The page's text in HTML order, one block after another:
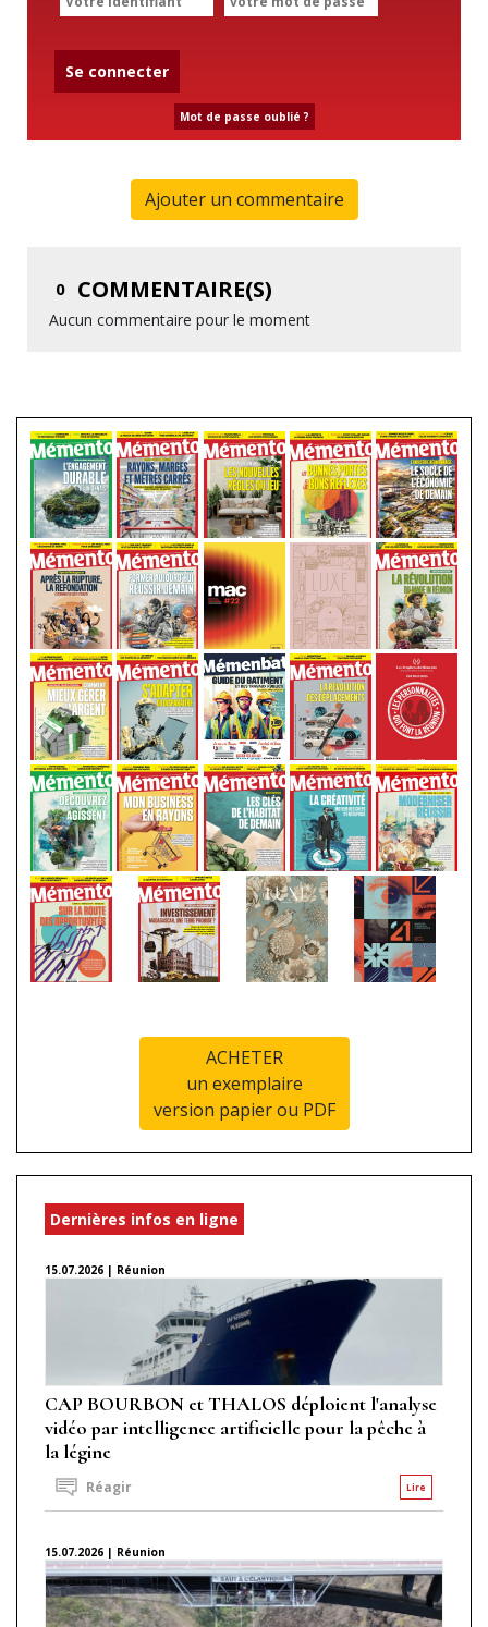
Se connecter
Mot de passe oublié ?
Ajouter un commentaire
0 COMMENTAIRE(S)
Aucun commentaire pour le moment
ACHETER
un exemplaire
version papier ou PDF
Dernières infos en ligne
15.07.2026 | Réunion
CAP BOURBON et THALOS déploient l'analyse
vidéo par intelligence artificielle pour la pêche à
la légine
Lire
Réagir
15.07.2026 | Réunion